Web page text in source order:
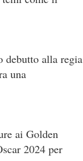
debutto alla regia
una
ai Golden
2024 per